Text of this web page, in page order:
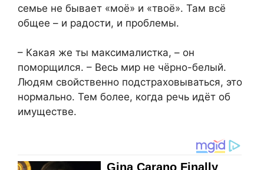
семье не бывает «моё» и «твоё». Там всё
общее – и радости, и проблемы.
– Какая же ты максималистка, – он
поморщился. – Весь мир не чёрно-белый.
Людям свойственно подстраховываться, это
нормально. Тем более, когда речь идёт об
имуществе.